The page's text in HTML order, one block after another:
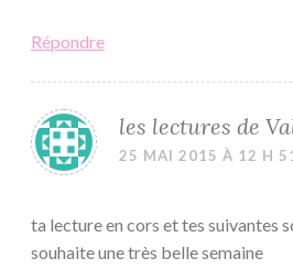
Répondre
les lectures de
25 MAI 2015 À 12 H
ta lecture en cors et tes suivantes
souhaite une très belle semaine